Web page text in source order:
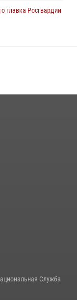
главка Росгвардии
полосы
Служба